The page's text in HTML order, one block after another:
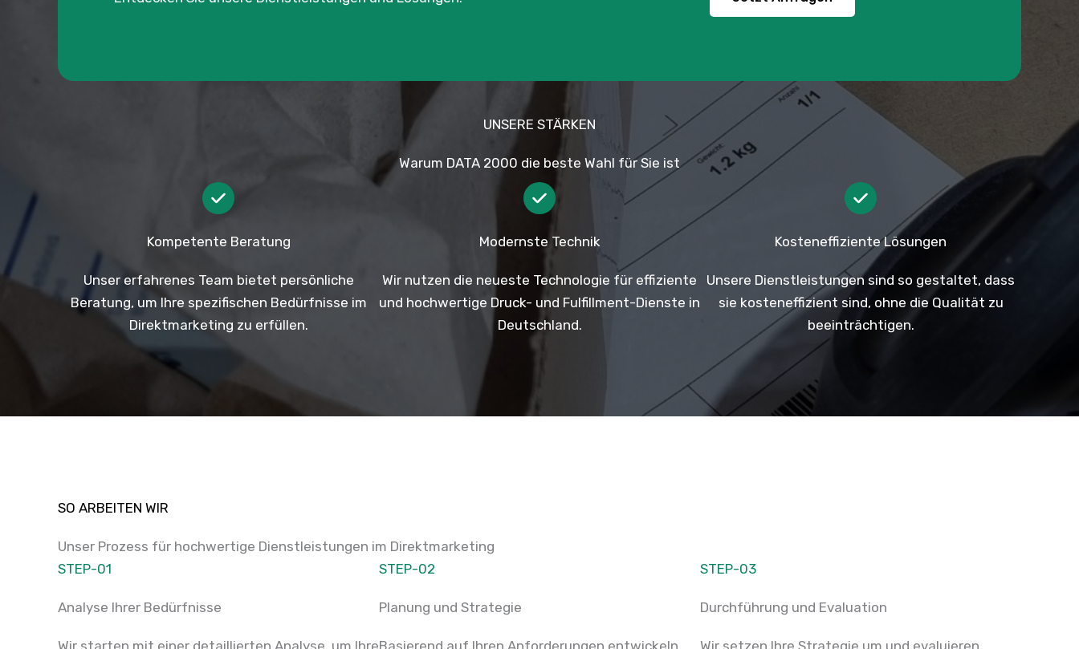
UNSERE STÄRKEN
Warum DATA 2000 die beste Wahl für Sie ist
Kompetente Beratung
Unser erfahrenes Team bietet persönliche
Beratung, um Ihre spezifischen Bedürfnisse im
Direktmarketing zu erfüllen.
Modernste Technik
Wir nutzen die neueste Technologie für effiziente
und hochwertige Druck- und Fulfillment-Dienste in
Deutschland.
Kosteneffiziente Lösungen
Unsere Dienstleistungen sind so gestaltet, dass
sie kosteneffizient sind, ohne die Qualität zu
beeinträchtigen.
SO ARBEITEN WIR
Unser Prozess für hochwertige Dienstleistungen im Direktmarketing
STEP-01
Analyse Ihrer Bedürfnisse
STEP-02
Planung und Strategie
STEP-03
Durchführung und Evaluation